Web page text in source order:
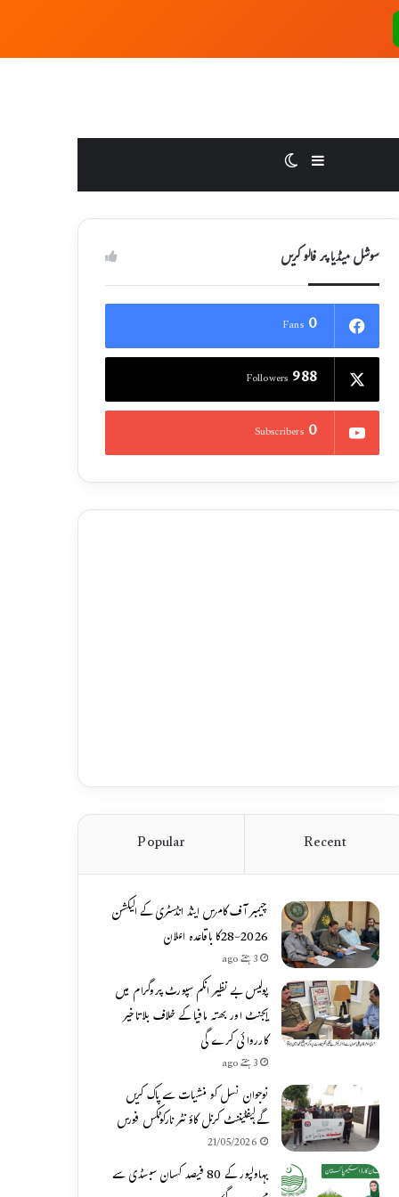
Sidebar
سوشل میڈیا پر فالو کریں
0
Fans
988
Followers
0
Subscribers
Recent
Popular
چیمبر آف کامرس اینڈ انڈسٹری کے الیکشن
2026-28کا باقاعدہ اعلان
3 ہفتے ago
پولیس بے نظیر انکم سپورٹ پروگرام میں
ایجنٹ اور بھتہ مافیا کے خلاف بلاتاخیر
کارروائی کرے گی
3 ہفتے ago
نوجوان نسل کو منشیات سے پاک کریں
گے،لیفٹیننٹ کرنل کاؤنٹر نارکوٹکس فورس
21/05/2026
بہاولپور کے 80 فیصد کسان سبسڈی سے